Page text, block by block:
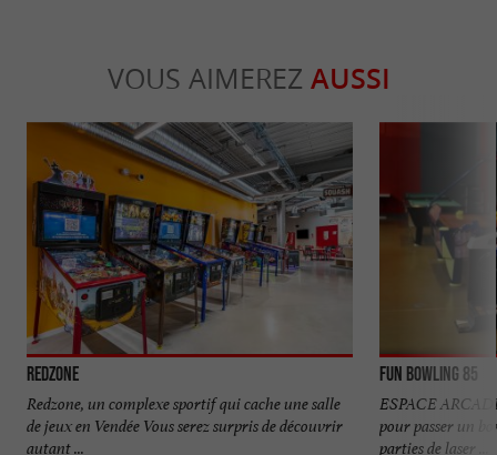
VOUS AIMEREZ AUSSI
Redzone
Redzone, un complexe sportif qui cache une salle
de jeux en Vendée Vous serez surpris de découvrir
autant ...
Fun Bowling 85
ESPACE
pour passer un
parties de laser ...